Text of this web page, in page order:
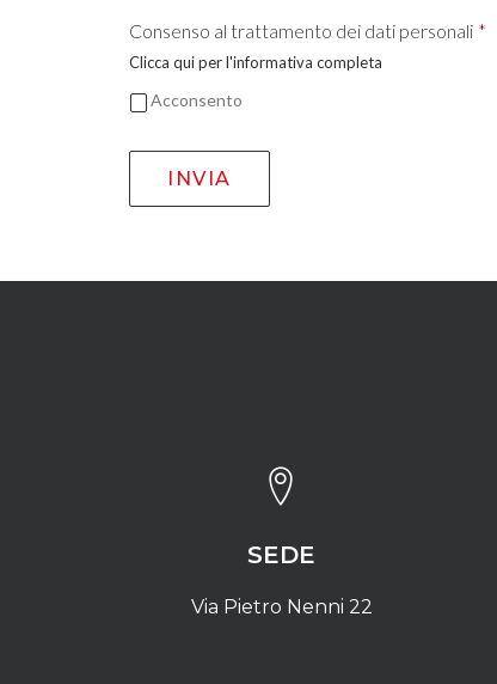
Consenso al trattamento dei dati personali *
Clicca qui per l'informativa completa
Acconsento
SEDE
Via Pietro Nenni 22